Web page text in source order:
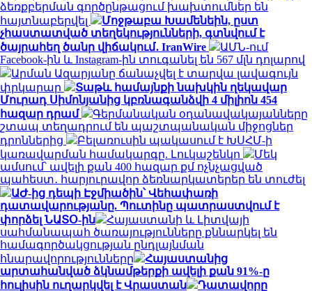
ձեռքբերման գործընթացում խախտումներ են
հայտնաբերվել
Մոջթաբա Խամենեին, ըստ
չհաստատված տեղեկությունների, գտնվում է
ծայրահեղ ծանր վիճակում․ IranWire
ԱՄՆ-ում
Facebook-ին և Instagram-ին տուգանել են 567 մլն դոլարով
Արման Ազարյանը ճանաչվել է տարվա լավագույն
փրկարար
Տաթև համայնքի նախկին ղեկավար
Մուրադ Սիմոնյանից կբռնագանձվի 4 միլիոն 454
հազար դրամ
Գերմանական օդանավակայանները
շտապ տեղադրում են պաշտպանական միջոցներ
դրոններից
Բելառուսին պակասում է ԽՍՀՄ-ի
կառավարման համակարգը. Լուկաշենկո
Մեկ
ամսում՝ ավելի քան 400 հազար քմ ոչնչացված
պահեստ․ հարյուրավոր ձեռնարկատերեր են տուժել
ԱԺ-ից դեպի Էջմիածին՝ Վեհափառի
դատավարությանը. Պուտինը պատրաստվում է
փորձել ՆԱՏՕ-ին
Հայաստանի և Լիտվայի
սահմանապահ ծառայությունները քննարկել են
համագործակցության ընդլայնման
հնարավորությունները
Հայաստանից
արտահանված ձկնամթերքի ավելի քան 91%-ը
հուլիսին ուղարկվել է Վրաստան
Դատավորը